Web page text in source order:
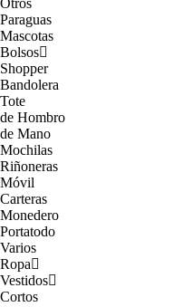
Otros
Paraguas
Mascotas
Bolsos
Shopper
Bandolera
Tote
de Hombro
de Mano
Mochilas
Riñoneras
Móvil
Carteras
Monedero
Portatodo
Varios
Ropa
Vestidos
Cortos